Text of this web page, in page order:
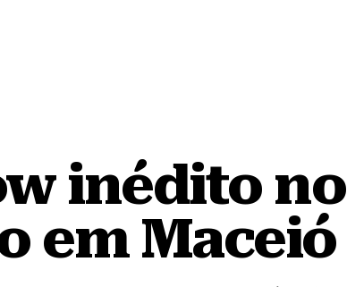
inédito no
em Maceió